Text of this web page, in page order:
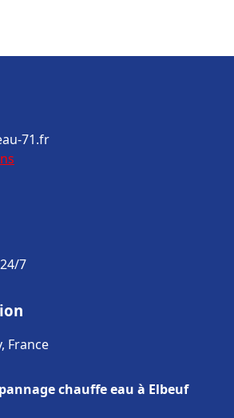
71.fr
7
France
chauffe eau à Elbeuf